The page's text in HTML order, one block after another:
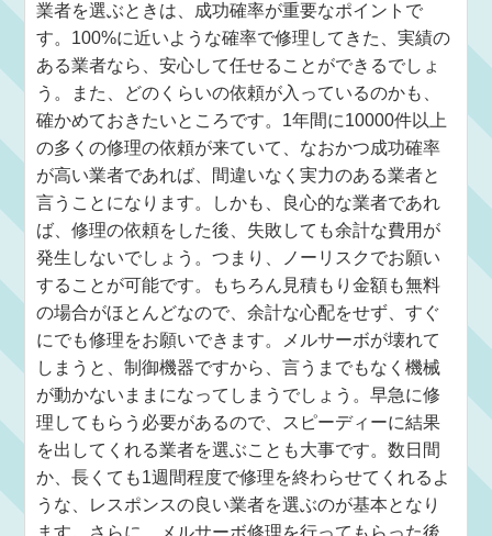
業者を選ぶときは、成功確率が重要なポイントで
す。100%に近いような確率で修理してきた、実績の
ある業者なら、安心して任せることができるでしょ
う。また、どのくらいの依頼が入っているのかも、
確かめておきたいところです。1年間に10000件以上
の多くの修理の依頼が来ていて、なおかつ成功確率
が高い業者であれば、間違いなく実力のある業者と
言うことになります。しかも、良心的な業者であれ
ば、修理の依頼をした後、失敗しても余計な費用が
発生しないでしょう。つまり、ノーリスクでお願い
することが可能です。もちろん見積もり金額も無料
の場合がほとんどなので、余計な心配をせず、すぐ
にでも修理をお願いできます。メルサーボが壊れて
しまうと、制御機器ですから、言うまでもなく機械
が動かないままになってしまうでしょう。早急に修
理してもらう必要があるので、スピーディーに結果
を出してくれる業者を選ぶことも大事です。数日間
か、長くても1週間程度で修理を終わらせてくれるよ
うな、レスポンスの良い業者を選ぶのが基本となり
ます。さらに、メルサーボ修理を行ってもらった後